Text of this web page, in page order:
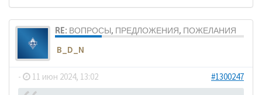
RE: ВОПРОСЫ, ПРЕДЛОЖЕНИЯ, ПОЖЕЛАНИЯ
B_D_N
- 11 июн 2024, 13:02 #1300247